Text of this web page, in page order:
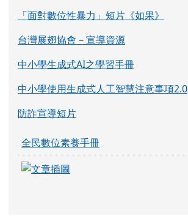
「面對數位性暴力」短片《如果》
台灣展翅協會－宣導資源
中小學生成式AI之學習手冊
中小學使用生成式人工智慧注意事項2.0
防詐宣導短片
全民數位素養手冊